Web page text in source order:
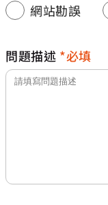
網站勘誤
問題描述 必填